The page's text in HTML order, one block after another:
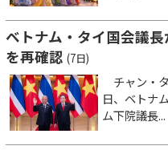
ベトナム・タイ国会議
を再確認 (7日)
チャン・
日、ベトナ
ム下院議長...